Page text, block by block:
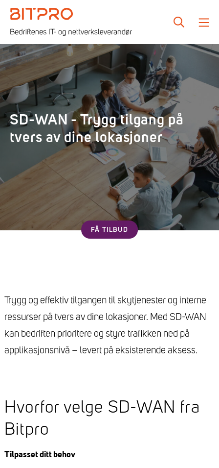
Skip
content
Bitpro
SEARCH
SD-WAN - Trygg tilgang på
tvers av dine lokasjoner
FÅ TILBUD
Trygg og effektiv tilgangen til skytjenester og interne
ressurser på tvers av dine lokasjoner. Med SD-WAN
kan bedriften prioritere og styre trafikken ned på
applikasjonsnivå – levert på eksisterende aksess.
Hvorfor velge SD-WAN fra
Bitpro
Tilpasset ditt behov